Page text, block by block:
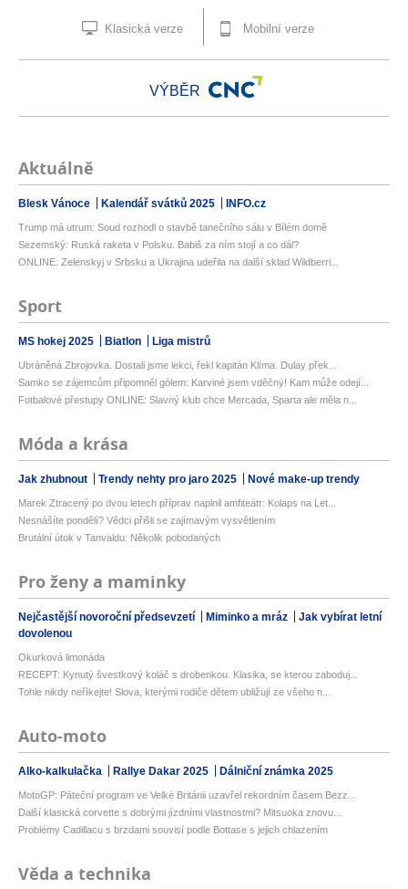
Klasická verze Mobilní verze
VÝBĚR
Aktuálně
Blesk Vánoce Kalendář svátků 2025 INFO.cz
Trump má utrum: Soud rozhodl o stavbě tanečního sálu v Bílém domě
Sezemský: Ruská raketa v Polsku. Babiš za ním stojí a co dál?
ONLINE: Zelenskyj v Srbsku a Ukrajina udeřila na další sklad Wildberri...
Sport
MS hokej 2025 Biatlon Liga mistrů
Ubráněná Zbrojovka. Dostali jsme lekci, řekl kapitán Klíma. Dulay přek...
Samko se zájemcům připomněl gólem: Karviné jsem vděčný! Kam může odejí...
Fotbalové přestupy ONLINE: Slavný klub chce Mercada, Sparta ale měla n...
Móda a krása
Jak zhubnout Trendy nehty pro jaro 2025 Nové make-up trendy
Marek Ztracený po dvou letech příprav naplnil amfiteátr: Kolaps na Let...
Nesnášíte pondělí? Vědci přišli se zajímavým vysvětlením
Brutální útok v Tanvaldu: Několik pobodaných
Pro ženy a maminky
Nejčastější novoroční předsevzetí Miminko a mráz
Jak vybírat letní
dovolenou
Okurková limonáda
RECEPT: Kynutý švestkový koláč s drobenkou. Klasika, se kterou zaboduj...
Tohle nikdy neříkejte! Slova, kterými rodiče dětem ubližují ze všeho n...
Auto-moto
Alko-kalkulačka Rallye Dakar 2025 Dálniční známka 2025
MotoGP: Páteční program ve Velké Británii uzavřel rekordním časem Bezz...
Další klasická corvette s dobrými jízdními vlastnostmi? Mitsuoka znovu...
Problémy Cadillacu s brzdami souvisí podle Bottase s jejich chlazením
Věda a technika